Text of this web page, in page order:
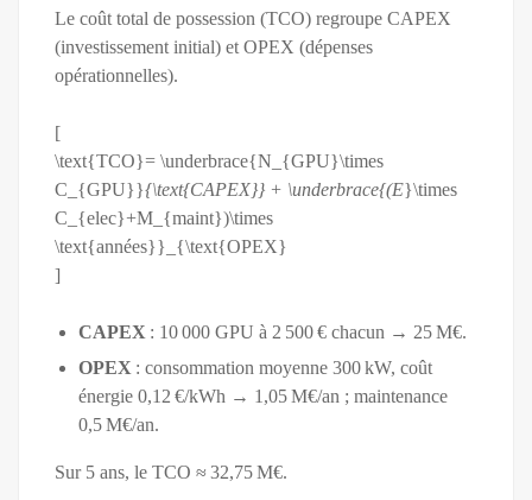
Le coût total de possession (TCO) regroupe CAPEX
(investissement initial) et OPEX (dépenses
opérationnelles).
[
\text{TCO}= \underbrace{N_{GPU}\times
C_{GPU}}{\text{CAPEX}} + \underbrace{(E}\times
C_{elec}+M_{maint})\times
\text{années}}_{\text{OPEX}
]
CAPEX : 10 000 GPU à 2 500 € chacun → 25 M€.
OPEX : consommation moyenne 300 kW, coût
énergie 0,12 €/kWh → 1,05 M€/an ; maintenance
0,5 M€/an.
Sur 5 ans, le TCO ≈ 32,75 M€.